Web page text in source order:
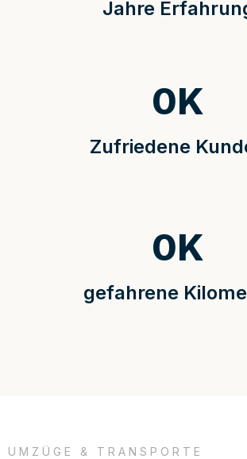
Jahre
Zufriedene
0K
gefahrene
0K
UMZÜGE & TRANSPORTE